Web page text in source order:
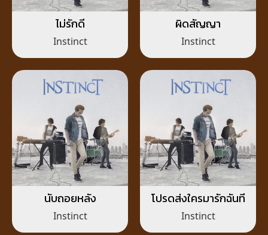
ไม่รักดี
Instinct
ผิดสัญญา
Instinct
นับถอยหลัง
Instinct
โปรดส่งใครมารักฉันที
Instinct